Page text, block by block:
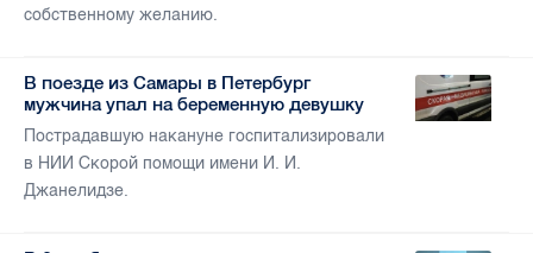
собственному желанию.
В поезде из Самары в Петербург
мужчина упал на беременную девушку
Пострадавшую накануне госпитализировали
в НИИ Скорой помощи имени И. И.
Джанелидзе.